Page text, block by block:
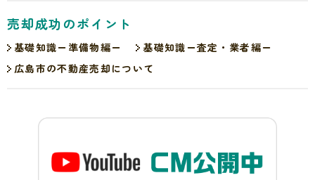
売却成功のポイント
基礎知識ー準備物編ー
基礎知識ー査定・業者編ー
広島市の不動産売却について